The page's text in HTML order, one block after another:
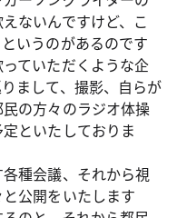
ないんですけど、こ
いうのがあるのです
ていただくような企
まして、撮影、自らが
の方々のラジオ体操
といたしておりま
種会議、それから視
公開をいたします